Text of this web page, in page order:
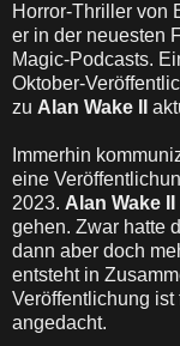
Horror-Thriller von
er in der neuesten
Magic-Podcasts.
Oktober-
zu Alan Wake II
Immerhin
eine
2023. Alan Wake II
gehen. Zwar hatte
dann aber doch
entsteht in
Veröffentlichung
angedacht.